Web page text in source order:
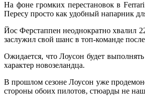
На фоне громких перестановок в
Пересу просто как удобный напарник
Йос Ферстаппен неоднократно хвалил
заслужил свой шанс в топ-команде
Ожидается, что Лоусон будет
характер новозеландца.
В прошлом сезоне Лоусон уже
стороны обоих пилотов, стюарды не